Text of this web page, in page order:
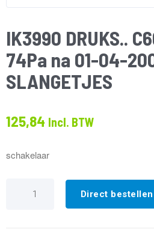
IK3990 DRUKS..
74Pa na 01-04-
SLANGETJES
125,84 Incl. BTW
schakelaar
DRUKS..
Direct bestellen